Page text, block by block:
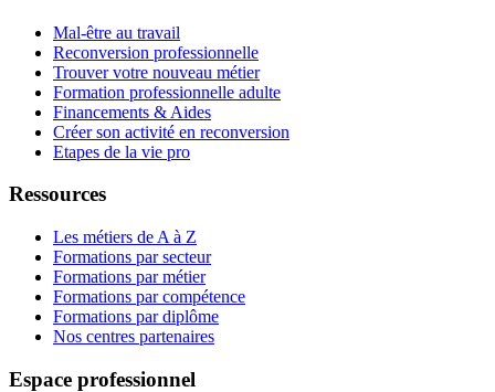
Mal-être au travail
Reconversion professionnelle
Trouver votre nouveau métier
Formation professionnelle adulte
Financements & Aides
Créer son activité en reconversion
Etapes de la vie pro
Ressources
Les métiers de A à Z
Formations par secteur
Formations par métier
Formations par compétence
Formations par diplôme
Nos centres partenaires
Espace professionnel